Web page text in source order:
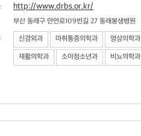
http://www.drbs.or.kr/
부산 동래구 안연로109번길 27 동래봉생병원
신경외과 마취통증의학과 영상의학과
재활의학과
소아청소년과 비뇨의학과